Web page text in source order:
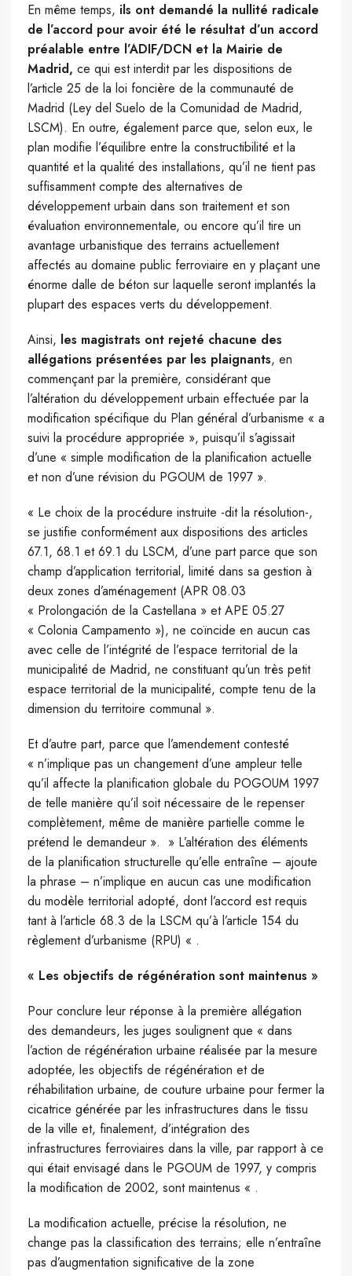
En même temps, ils ont demandé la nullité radicale
de l’accord pour avoir été le résultat d’un accord
préalable entre l’ADIF/DCN et la Mairie de
Madrid, ce qui est interdit par les dispositions de
l’article 25 de la loi foncière de la communauté de
Madrid (Ley del Suelo de la Comunidad de Madrid,
LSCM). En outre, également parce que, selon eux, le
plan modifie l’équilibre entre la constructibilité et la
quantité et la qualité des installations, qu’il ne tient pas
suffisamment compte des alternatives de
développement urbain dans son traitement et son
évaluation environnementale, ou encore qu’il tire un
avantage urbanistique des terrains actuellement
affectés au domaine public ferroviaire en y plaçant une
énorme dalle de béton sur laquelle seront implantés la
plupart des espaces verts du développement.
Ainsi, les magistrats ont rejeté chacune des
allégations présentées par les plaignants, en
commençant par la première, considérant que
l’altération du développement urbain effectuée par la
modification spécifique du Plan général d’urbanisme « a
suivi la procédure appropriée », puisqu’il s’agissait
d’une « simple modification de la planification actuelle
et non d’une révision du PGOUM de 1997 ».
« Le choix de la procédure instruite -dit la résolution-,
se justifie conformément aux dispositions des articles
67.1, 68.1 et 69.1 du LSCM, d’une part parce que son
champ d’application territorial, limité dans sa gestion à
deux zones d’aménagement (APR 08.03
« Prolongación de la Castellana » et APE 05.27
« Colonia Campamento »), ne coïncide en aucun cas
avec celle de l’intégrité de l’espace territorial de la
municipalité de Madrid, ne constituant qu’un très petit
espace territorial de la municipalité, compte tenu de la
dimension du territoire communal ».
Et d’autre part, parce que l’amendement contesté
« n’implique pas un changement d’une ampleur telle
qu’il affecte la planification globale du POGOUM 1997
de telle manière qu’il soit nécessaire de le repenser
complètement, même de manière partielle comme le
prétend le demandeur ». » L’altération des éléments
de la planification structurelle qu’elle entraîne – ajoute
la phrase – n’implique en aucun cas une modification
du modèle territorial adopté, dont l’accord est requis
tant à l’article 68.3 de la LSCM qu’à l’article 154 du
règlement d’urbanisme (RPU) « .
« Les objectifs de régénération sont maintenus »
Pour conclure leur réponse à la première allégation
des demandeurs, les juges soulignent que « dans
l’action de régénération urbaine réalisée par la mesure
adoptée, les objectifs de régénération et de
réhabilitation urbaine, de couture urbaine pour fermer la
cicatrice générée par les infrastructures dans le tissu
de la ville et, finalement, d’intégration des
infrastructures ferroviaires dans la ville, par rapport à ce
qui était envisagé dans le PGOUM de 1997, y compris
la modification de 2002, sont maintenus « .
La modification actuelle, précise la résolution, ne
change pas la classification des terrains; elle n’entraîne
pas d’augmentation significative de la zone